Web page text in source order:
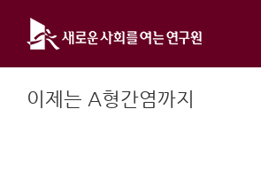
content
이제는 A형간염까지